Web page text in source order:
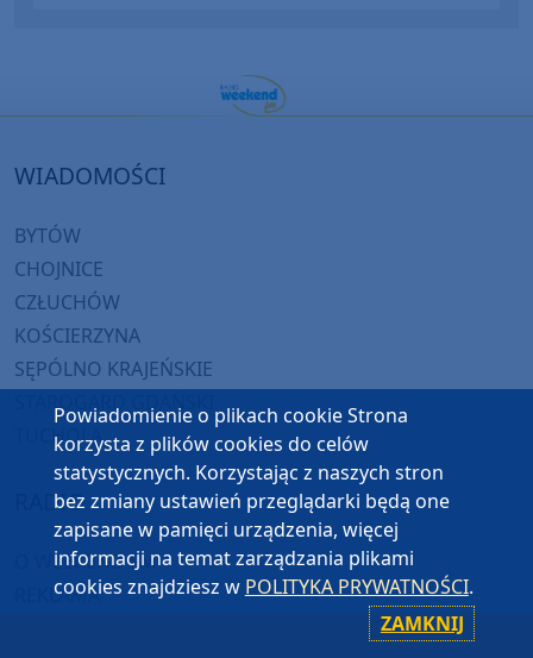
WIADOMOŚCI
BYTÓW
CHOJNICE
CZŁUCHÓW
KOŚCIERZYNA
SĘPÓLNO KRAJEŃSKIE
STAROGARD GDAŃSKI
TUCHOLA
RADIO
O WEEKEND FM
REKLAMA
Powiadomienie o plikach cookie Strona
korzysta z plików cookies do celów
statystycznych. Korzystając z naszych stron
bez zmiany ustawień przeglądarki będą one
zapisane w pamięci urządzenia, więcej
informacji na temat zarządzania plikami
cookies znajdziesz w POLITYKA PRYWATNOŚCI.
ZAMKNIJ